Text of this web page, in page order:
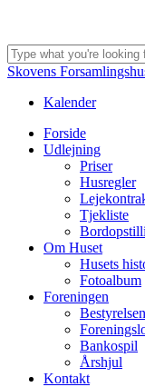
Close
Skovens
Kalender
Menu
Forside
Udlejning
Priser
Husregler
Tjekliste
Om Huset
Husets
Fotoalbum
Foreningen
Bestyrelsen
Bankospil
Årshjul
Kontakt